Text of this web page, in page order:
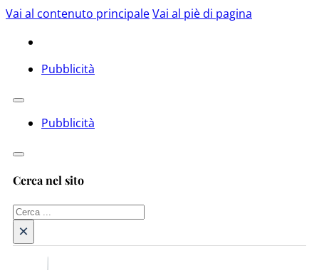
Vai al contenuto principaleVai al piè di pagina
Pubblicità
Pubblicità
Cerca nel sito
Cerca
×